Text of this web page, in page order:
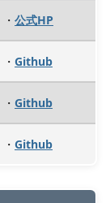
・ 公式HP
・ Github
・ Github
・ Github